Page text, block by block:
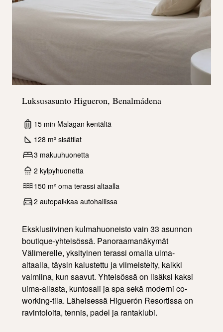
Luksusasunto Higueron, Benalmádena
15 min Malagan kentältä
128 m² sisätilat
3 makuuhuonetta
2 kylpyhuonetta
150 m² oma terassi altaalla
2 autopaikkaa autohallissa
Eksklusiivinen kulmahuoneisto vain 33 asunnon
boutique-yhteisössä. Panoraamanäkymät
Välimerelle, yksityinen terassi omalla uima-
altaalla, täysin kalustettu ja viimeistelty, kaikki
valmiina, kun saavut. Yhteisössä on lisäksi kaksi
uima-allasta, kuntosali ja spa sekä moderni co-
working-tila. Läheisessä Higuerón Resortissa on
ravintoloita, tennis, padel ja rantaklubi.